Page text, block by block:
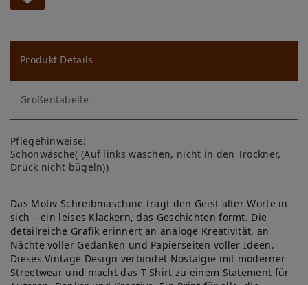
W
u
ns
ch
lis
te
Produkt Details
Größentabelle
Pflegehinweise:
Schonwäsche( (Auf links waschen, nicht in den Trockner,
Druck nicht bügeln))
Das Motiv Schreibmaschine trägt den Geist alter Worte in
sich – ein leises Klackern, das Geschichten formt. Die
detailreiche Grafik erinnert an analoge Kreativität, an
Nächte voller Gedanken und Papierseiten voller Ideen.
Dieses Vintage Design verbindet Nostalgie mit moderner
Streetwear und macht das T-Shirt zu einem Statement für